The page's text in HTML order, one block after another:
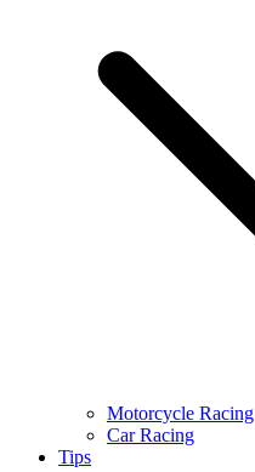
Motorcycle Racing
Car Racing
Tips